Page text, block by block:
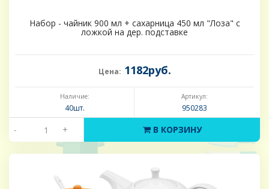
Набор - чайник 900 мл + сахарница 450 мл "Лоза" с
ложкой на дер. подставке
Цена: 1182руб.
Наличие:
40шт.
Артикул:
950283
- + В КОРЗИНУ